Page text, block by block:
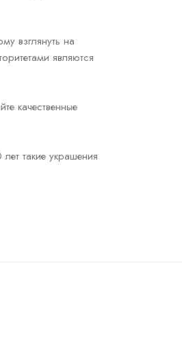
взглянуть на
являются
качественные
такие украшения